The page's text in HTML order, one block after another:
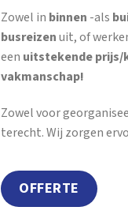
Zowel in binnen -als
busreizenuit, of
een uitstekende
vakmanschap!
Zowel voor
terecht. Wij zorgen
OFFERTE